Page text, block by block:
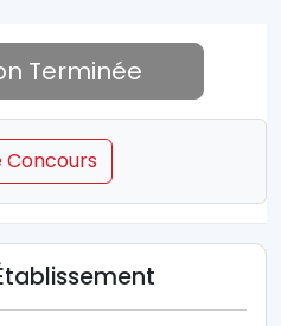
Terminée
Concours